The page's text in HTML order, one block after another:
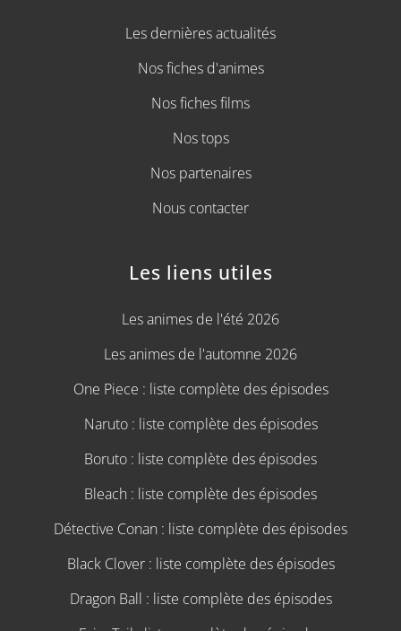
Les dernières actualités
Nos fiches d'animes
Nos fiches films
Nos tops
Nos partenaires
Nous contacter
Les liens utiles
Les animes de l'été 2026
Les animes de l'automne 2026
One Piece : liste complète des épisodes
Naruto : liste complète des épisodes
Boruto : liste complète des épisodes
Bleach : liste complète des épisodes
Détective Conan : liste complète des épisodes
Black Clover : liste complète des épisodes
Dragon Ball : liste complète des épisodes